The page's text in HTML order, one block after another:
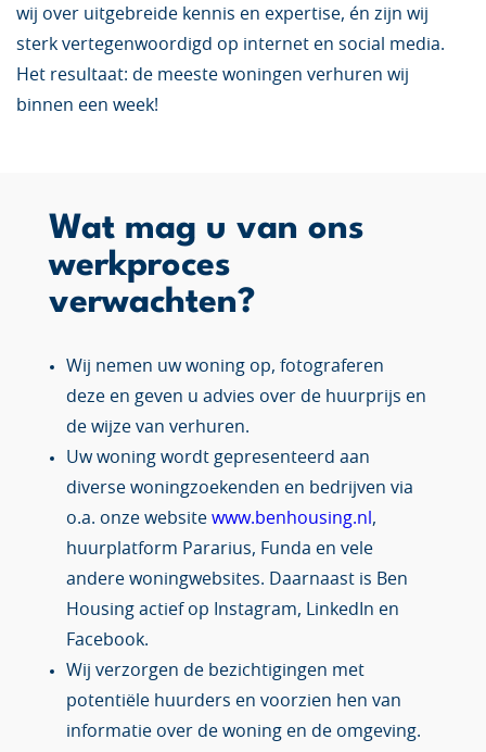
wij over uitgebreide kennis en expertise, én zijn wij
sterk vertegenwoordigd op internet en social media.
Het resultaat: de meeste woningen verhuren wij
binnen een week!
Wat mag u van ons
werkproces
verwachten?
Wij nemen uw woning op, fotograferen
deze en geven u advies over de huurprijs en
de wijze van verhuren.
Uw woning wordt gepresenteerd aan
diverse woningzoekenden en bedrijven via
o.a. onze website www.benhousing.nl ,
huurplatform Pararius, Funda en vele
andere woningwebsites. Daarnaast is Ben
Housing actief op Instagram, LinkedIn en
Facebook.
Wij verzorgen de bezichtigingen met
potentiële huurders en voorzien hen van
informatie over de woning en de omgeving.